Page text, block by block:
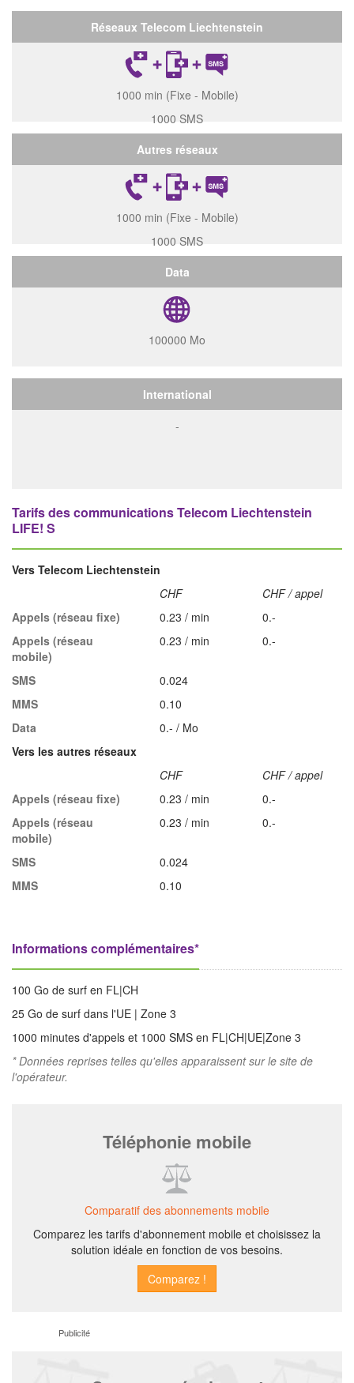
Réseaux Telecom Liechtenstein
1000 min (Fixe - Mobile)
1000 SMS
Autres réseaux
1000 min (Fixe - Mobile)
1000 SMS
Data
100000 Mo
International
-
Tarifs des communications Telecom Liechtenstein
LIFE! S
Vers Telecom Liechtenstein
CHF
CHF / appel
Appels (réseau fixe)
0.23 / min
0.-
Appels (réseau
mobile)
0.23 / min 0.-
SMS
0.024
MMS
0.10
Data
0.- / Mo
Vers les autres réseaux
CHF
CHF / appel
Appels (réseau fixe)
0.23 / min
0.-
Appels (réseau
mobile)
0.23 / min 0.-
SMS
0.024
MMS
0.10
Informations complémentaires*
100 Go de surf en FL|CH
25 Go de surf dans l'UE | Zone 3
1000 minutes d'appels et 1000 SMS en FL|CH|UE|Zone 3
* Données reprises telles qu'elles apparaissent sur le site de
l'opérateur.
Téléphonie mobile
Comparatif des abonnements mobile
Comparez les tarifs d'abonnement mobile et choisissez la
solution idéale en fonction de vos besoins.
Publicité